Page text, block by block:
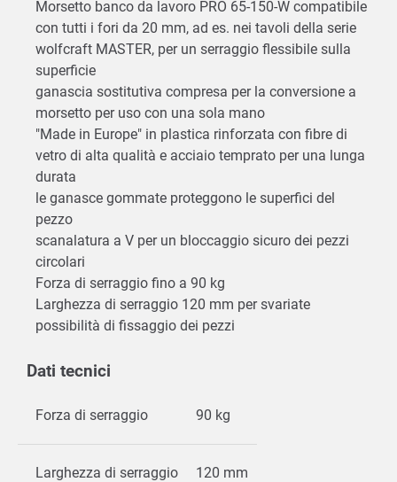
Morsetto banco da lavoro PRO 65-150-W compatibile
con tutti i fori da 20 mm, ad es. nei tavoli della serie
wolfcraft MASTER, per un serraggio flessibile sulla
superficie
ganascia sostitutiva compresa per la conversione a
morsetto per uso con una sola mano
"Made in Europe" in plastica rinforzata con fibre di
vetro di alta qualità e acciaio temprato per una lunga
durata
le ganasce gommate proteggono le superfici del
pezzo
scanalatura a V per un bloccaggio sicuro dei pezzi
circolari
Forza di serraggio fino a 90 kg
Larghezza di serraggio 120 mm per svariate
possibilità di fissaggio dei pezzi
Dati tecnici
Forza di serraggio 90 kg
Larghezza di serraggio 120 mm